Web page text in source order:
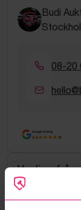
Budi
08-20
Google Rating
4.5
Vanliga
Hur fungerar